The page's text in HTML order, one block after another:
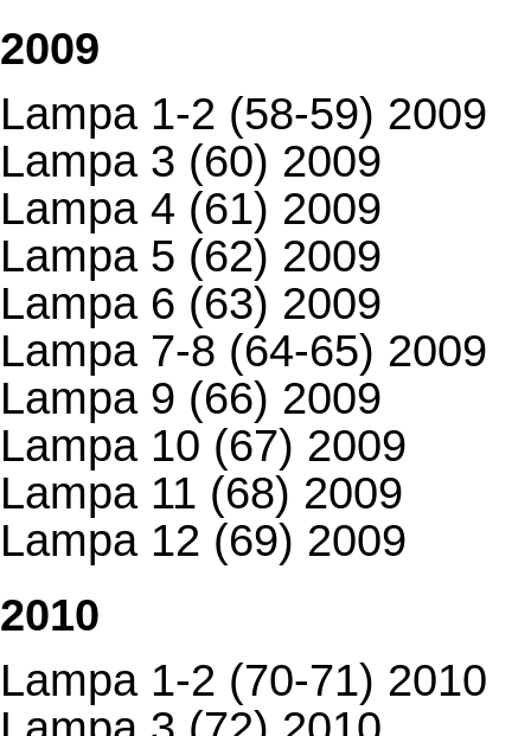
2009
Lampa 1-2 (58-59) 2009
Lampa 3 (60) 2009
Lampa 4 (61) 2009
Lampa 5 (62) 2009
Lampa 6 (63) 2009
Lampa 7-8 (64-65) 2009
Lampa 9 (66) 2009
Lampa 10 (67) 2009
Lampa 11 (68) 2009
Lampa 12 (69) 2009
2010
Lampa 1-2 (70-71) 2010